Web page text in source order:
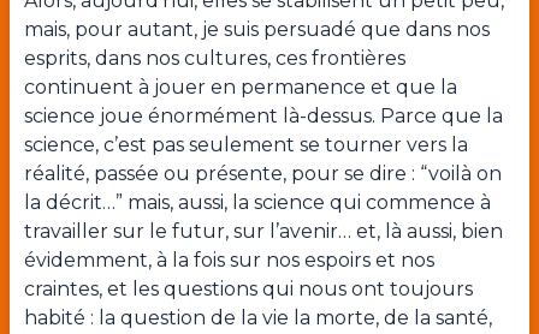
mais, pour autant, je suis persuadé que dans nos
esprits, dans nos cultures, ces frontières
continuent à jouer en permanence et que la
science joue énormément là-dessus. Parce que la
science, c’est pas seulement se tourner vers la
réalité, passée ou présente, pour se dire : “voilà on
la décrit…” mais, aussi, la science qui commence à
travailler sur le futur, sur l’avenir… et, là aussi, bien
évidemment, à la fois sur nos espoirs et nos
craintes, et les questions qui nous ont toujours
habité : la question de la vie la morte, de la santé,